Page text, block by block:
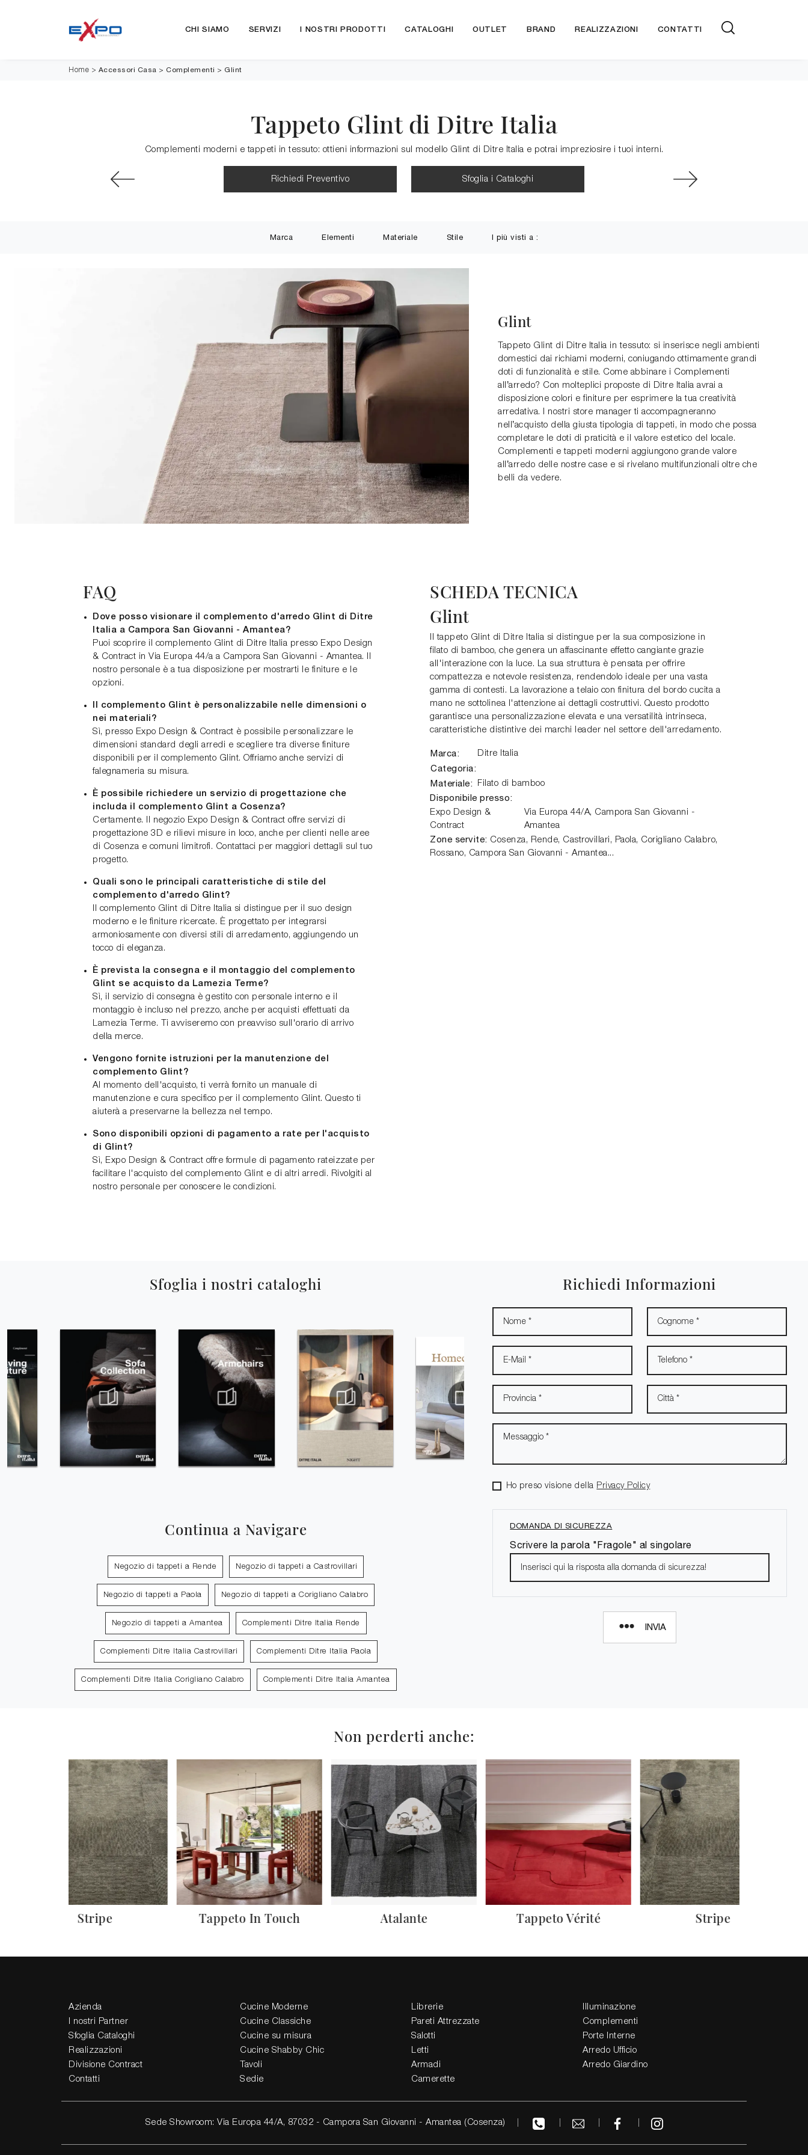
CHI SIAMO SERVIZI I NOSTRI PRODOTTI CATALOGHI OUTLET BRAND REALIZZAZIONI CONTATTI
Home > Accessori Casa > Complementi > Glint
Tappeto Glint di Ditre Italia
Complementi moderni e tappeti in tessuto: ottieni informazioni sul modello Glint di Ditre Italia e potrai impreziosire i tuoi interni.
Richiedi Preventivo Sfoglia i Cataloghi
Marca Elementi Materiale Stile I più visti a :
Glint
Tappeto Glint di Ditre Italia in tessuto: si inserisce negli ambienti
domestici dai richiami moderni, coniugando ottimamente grandi
doti di funzionalità e stile. Come abbinare i Complementi
all’arredo? Con molteplici proposte di Ditre Italia avrai a
disposizione colori e finiture per esprimere la tua creatività
arredativa. I nostri store manager ti accompagneranno
nell’acquisto della giusta tipologia di tappeti, in modo che possa
completare le doti di praticità e il valore estetico del locale.
Complementi e tappeti moderni aggiungono grande valore
all’arredo delle nostre case e si rivelano multifunzionali oltre che
belli da vedere.
FAQ
Dove posso visionare il complemento d'arredo Glint di Ditre
Italia a Campora San Giovanni - Amantea?
Puoi scoprire il complemento Glint di Ditre Italia presso Expo Design
& Contract in Via Europa 44/a a Campora San Giovanni - Amantea. Il
nostro personale è a tua disposizione per mostrarti le finiture e le
opzioni.
Il complemento Glint è personalizzabile nelle dimensioni o
nei materiali?
Sì, presso Expo Design & Contract è possibile personalizzare le
dimensioni standard degli arredi e scegliere tra diverse finiture
disponibili per il complemento Glint. Offriamo anche servizi di
falegnameria su misura.
È possibile richiedere un servizio di progettazione che
includa il complemento Glint a Cosenza?
Certamente. Il negozio Expo Design & Contract offre servizi di
progettazione 3D e rilievi misure in loco, anche per clienti nelle aree
di Cosenza e comuni limitrofi. Contattaci per maggiori dettagli sul tuo
progetto.
Quali sono le principali caratteristiche di stile del
complemento d'arredo Glint?
Il complemento Glint di Ditre Italia si distingue per il suo design
moderno e le finiture ricercate. È progettato per integrarsi
armoniosamente con diversi stili di arredamento, aggiungendo un
tocco di eleganza.
È prevista la consegna e il montaggio del complemento
Glint se acquisto da Lamezia Terme?
Sì, il servizio di consegna è gestito con personale interno e il
montaggio è incluso nel prezzo, anche per acquisti effettuati da
Lamezia Terme. Ti avviseremo con preavviso sull'orario di arrivo
della merce.
Vengono fornite istruzioni per la manutenzione del
complemento Glint?
Al momento dell'acquisto, ti verrà fornito un manuale di
manutenzione e cura specifico per il complemento Glint. Questo ti
aiuterà a preservarne la bellezza nel tempo.
Sono disponibili opzioni di pagamento a rate per l'acquisto
di Glint?
Sì, Expo Design & Contract offre formule di pagamento rateizzate per
facilitare l'acquisto del complemento Glint e di altri arredi. Rivolgiti al
nostro personale per conoscere le condizioni.
SCHEDA TECNICA
Glint
Il tappeto Glint di Ditre Italia si distingue per la sua composizione in
filato di bamboo, che genera un affascinante effetto cangiante grazie
all'interazione con la luce. La sua struttura è pensata per offrire
compattezza e notevole resistenza, rendendolo ideale per una vasta
gamma di contesti. La lavorazione a telaio con finitura del bordo cucita a
mano ne sottolinea l'attenzione ai dettagli costruttivi. Questo prodotto
garantisce una personalizzazione elevata e una versatilità intrinseca,
caratteristiche distintive dei marchi leader nel settore dell'arredamento.
Marca: Ditre Italia
Categoria:
Materiale:
Filato di bamboo
Disponibile presso:
Expo Design &
Contract
Via Europa 44/A, Campora San Giovanni -
Amantea
Zone servite: Cosenza, Rende, Castrovillari, Paola, Corigliano Calabro,
Rossano, Campora San Giovanni - Amantea...
Sfoglia i nostri cataloghi
Continua a Navigare
Negozio di tappeti a Rende Negozio di tappeti a Castrovillari
Negozio di tappeti a Paola Negozio di tappeti a Corigliano Calabro
Negozio di tappeti a Amantea Complementi Ditre Italia Rende
Complementi Ditre Italia Castrovillari Complementi Ditre Italia Paola
Complementi Ditre Italia Corigliano Calabro Complementi Ditre Italia Amantea
Richiedi Informazioni
Ho preso visione della Privacy Policy
DOMANDA DI SICUREZZA
Scrivere la parola "Fragole" al singolare
INVIA
Non perderti anche:
Stripe Tappeto In Touch Atalante Tappeto Vérité Stripe
Azienda
I nostri Partner
Sfoglia Cataloghi
Realizzazioni
Divisione Contract
Contatti
Cucine Moderne
Cucine Classiche
Cucine su misura
Cucine Shabby Chic
Tavoli
Sedie
Librerie
Pareti Attrezzate
Salotti
Letti
Armadi
Camerette
Illuminazione
Complementi
Porte Interne
Arredo Ufficio
Arredo Giardino
Sede Showroom: Via Europa 44/A, 87032 - Campora San Giovanni - Amantea (Cosenza)